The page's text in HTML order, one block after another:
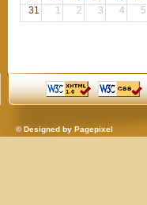
31
1 2 3 4 5
© Designed by Pagepixel